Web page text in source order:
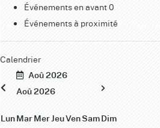
Événements en avant0
Événements à proximité
Calendrier
Aoû 2026
Aoû 2026
Lun Mar MerJeuVen Sam Dim